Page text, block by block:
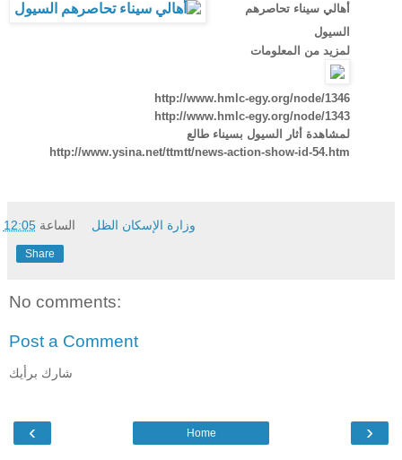
أهالي سيناء تحاصرهم
السيول
لمزيد من المعلومات
http://www.hmlc-egy.org/node/1346
http://www.hmlc-egy.org/node/1343
لمشاهدة أثار السيول بسيناء طالع
http://www.ysina.net/ttmtt/news-action-show-id-54.htm
وزارة الإسكان الظل الساعة12:05
Share
No comments:
Post a Comment
شارك برأيك
‹ ›
Home